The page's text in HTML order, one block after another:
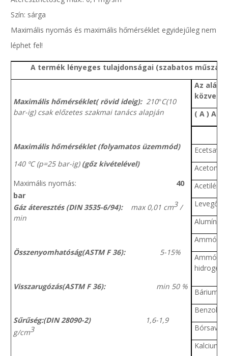
Szín: sárga
Maximális nyomás és maximális hőmérséklet egyidejűleg nem
léphet fel!
A termék lényeges tulajdonságai (szabatos
Maximális hőmérséklet( rövid ideig):210°C(10
bar-ig) csak előzetes szakmai tanács alapján
Maximális hőmérséklet (folyamatos üzemmód)
140 ºC (p=25 bar-ig) (gőz kivételével)
Maximális nyomás: 40
bar
Gáz áteresztés (DIN 3535-6/94):max 0,01 cm3/
min
Összenyomhatóság(ASTM F 36):5-15%
Visszarugózás(ASTM F 36):min 50 %
Sűrűség:(DIN 28090-2)1,6-1,9
g/cm3
Az
( A )
Ecetsav
Aceton
Acetilén
Levegő
Ammónia
Bárium-
Benzol
Bórsav
Kalcium-